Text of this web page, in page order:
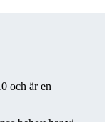
och är en